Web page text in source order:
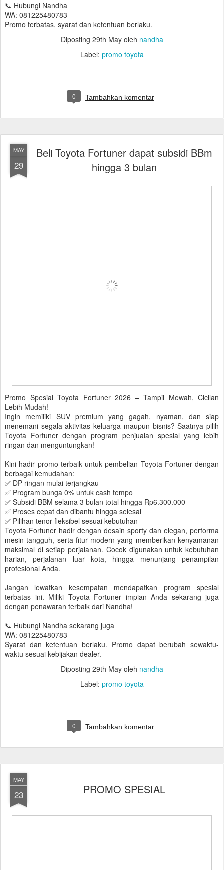
📞 Hubungi Nandha
WA: 081225480783
Promo terbatas, syarat dan ketentuan berlaku.
Diposting 29th Mayoleh nandha
Label: promo toyota
0 Tambahkan komentar
MAY
29
Beli Toyota Fortuner dapat subsidi BBm
hingga 3 bulan
Promo Spesial Toyota Fortuner 2026 – Tampil Mewah, Cicilan
Lebih Mudah!
Ingin memiliki SUV premium yang gagah, nyaman, dan siap
menemani segala aktivitas keluarga maupun bisnis? Saatnya pilih
Toyota Fortuner dengan program penjualan spesial yang lebih
ringan dan menguntungkan!
Kini hadir promo terbaik untuk pembelian Toyota Fortuner dengan
berbagai kemudahan:
✅ DP ringan mulai terjangkau
✅ Program bunga 0% untuk cash tempo
✅ Subsidi BBM selama 3 bulan total hingga Rp6.300.000
✅ Proses cepat dan dibantu hingga selesai
✅ Pilihan tenor fleksibel sesuai kebutuhan
Toyota Fortuner hadir dengan desain sporty dan elegan, performa
mesin tangguh, serta fitur modern yang memberikan kenyamanan
maksimal di setiap perjalanan. Cocok digunakan untuk kebutuhan
harian, perjalanan luar kota, hingga menunjang penampilan
profesional Anda.
Jangan lewatkan kesempatan mendapatkan program spesial
terbatas ini. Miliki Toyota Fortuner impian Anda sekarang juga
dengan penawaran terbaik dari Nandha!
📞 Hubungi Nandha sekarang juga
WA: 081225480783
Syarat dan ketentuan berlaku. Promo dapat berubah sewaktu-
waktu sesuai kebijakan dealer.
Diposting 29th Mayoleh nandha
Label: promo toyota
0 Tambahkan komentar
MAY
23 PROMO SPESIAL